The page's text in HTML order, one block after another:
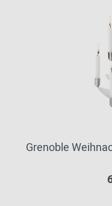
Grenoble